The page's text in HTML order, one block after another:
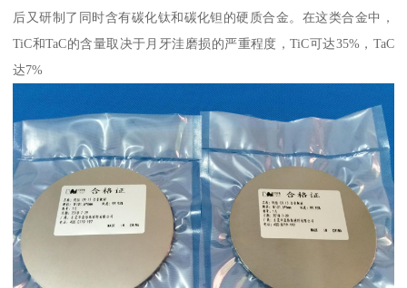
后又研制了同时含有碳化钛和碳化钽的硬质合金。在这类合金中，
TiC和TaC的含量取决于月牙洼磨损的严重程度，TiC可达35%，TaC
达7%